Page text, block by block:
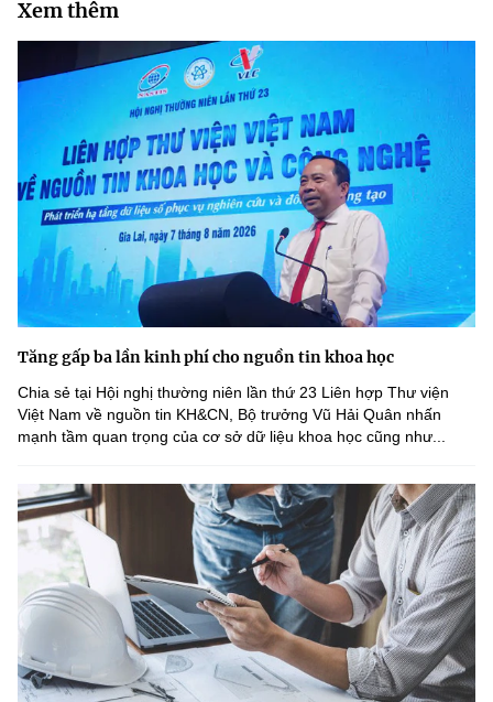
Chọn ngôn ngữ
Vietnamese
BỘ KHOA HỌC VÀ CÔNG NGHỆ
MINISTRY OF SCIENCE AND TECHNOLOGY
Điều khoản sử dụng Theo dõi MST: Góp ý
Cơ quan chủ quản: Bộ Khoa học và Công nghệ (MST)
Chịu trách nhiệm nội dung: Nguyễn Thị Hải Hằng
Giám đốc Trung tâm Truyền thông Khoa học và Công nghệ.
Địa chỉ: Ban Biên tập Cổng TTĐT - 18 Nguyễn Du, TP. Hà Nội
Điện thoại: 024 3936 9506
Email:
stc@mst.gov.vn
(Ghi rõ nguồn "https://mst.gov.vn" khi phát hành lại thông tin từ
website này)
Xem thêm
Tăng gấp ba lần kinh phí cho nguồn tin khoa học
Chia sẻ tại Hội nghị thường niên lần thứ 23 Liên hợp Thư viện
Việt Nam về nguồn tin KH&CN, Bộ trưởng Vũ Hải Quân nhấn
mạnh tầm quan trọng của cơ sở dữ liệu khoa học cũng như...